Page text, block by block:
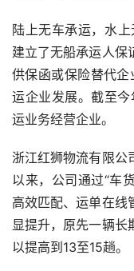
陆上无车承运，水上
建立了无船承运人保
供保函或保险替代
运企业发展。截至今
运业务经营企业。
浙江红狮物流有限公
以来，公司通过“车货
高效匹配、运单在线
显提升，原先一辆长
以提高到13至15趟。